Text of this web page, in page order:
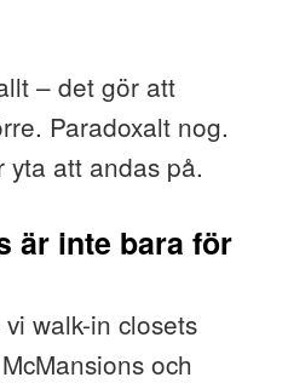
– det gör att
Paradoxalt nog.
yta att andas på.
är inte bara för
walk-in closets
och